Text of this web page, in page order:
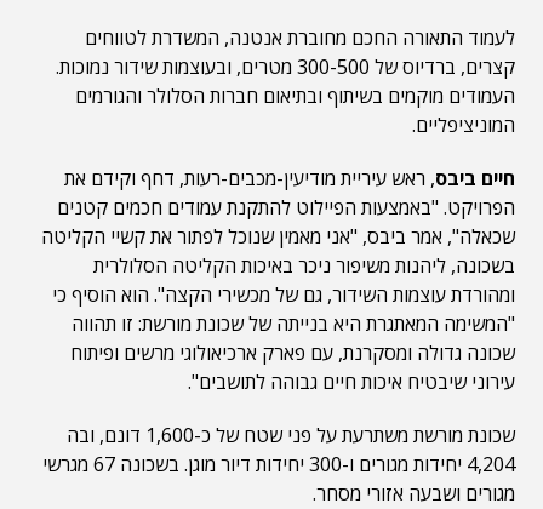
לעמוד התאורה החכם מחוברת אנטנה, המשדרת לטווחים
קצרים, ברדיוס של 300-500 מטרים, ובעוצמות שידור נמוכות.
העמודים מוקמים בשיתוף ובתיאום חברות הסלולר והגורמים
המוניציפליים.
חיים ביבס, ראש עיריית מודיעין-מכבים-רעות, דחף וקידם את
הפרויקט. "באמצעות הפיילוט להתקנת עמודים חכמים קטנים
שכאלה", אמר ביבס, "אני מאמין שנוכל לפתור את קשיי הקליטה
בשכונה, ליהנות משיפור ניכר באיכות הקליטה הסלולרית
ומהורדת עוצמות השידור, גם של מכשירי הקצה". הוא הוסיף כי
"המשימה המאתגרת היא בנייתה של שכונת מורשת: זו תהווה
שכונה גדולה ומסקרנת, עם פארק ארכיאולוגי מרשים ופיתוח
עירוני שיבטיח איכות חיים גבוהה לתושבים".
שכונת מורשת משתרעת על פני שטח של כ-1,600 דונם, ובה
4,204 יחידות מגורים ו-300 יחידות דיור מוגן. בשכונה 67 מגרשי
מגורים ושבעה אזורי מסחר.